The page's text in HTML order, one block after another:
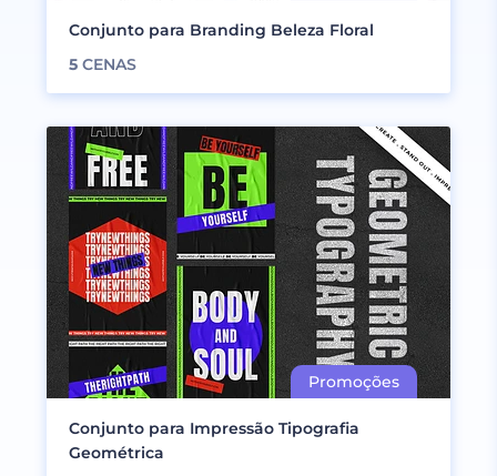
Conjunto para Branding Beleza Floral
5 CENAS
Conjunto para Impressão Tipografia
Geométrica